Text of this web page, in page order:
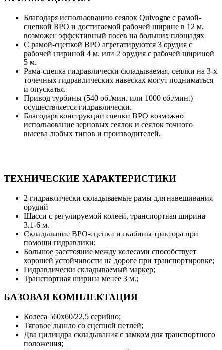
Благодаря использованию сеялок Quivogne с рамой-
сцепкой BPO и достигаемой рабочей ширине в 12 м.
возможен эффективный посев на больших площадях
С рамой-сцепкой BPO агрегатируются 3 орудия с
рабочей шириной 4 м. или 2 орудия с рабочей шириной
5 м.
Рама-сцепка гидравлически складываемая, сеялки на 3-х
точечных гидравлических навесках могут подниматься
и опускатья.
Привод турбины (540 об./мин. или 1000 об./мин.)
осуществляется гидравлически.
Благодаря конструкции сцепки BPO возможно
использование зерновых сеялок и сеялок точного
высева любых типов и производителей.
ТЕХНИЧЕСКИЕ ХАРАКТЕРИСТИКИ
2 гидравлически складываемые рамы для навешивания
орудий
Шасси с регулируемой колеей, транспортная ширина
3.1-6 м.
Складывание BPO-сцепки из кабины трактора при
помощи гидравлики;
Большое расстояние между колесами способствует
хорошей устойчивости на дороге при транспортировке;
Гидравлически складываемый маркер;
Транспортная ширина менее 3 м.;
БАЗОВАЯ КОМПЛЕКТАЦИЯ
Колеса 560х60/22,5 серийно;
Тяговое дышло со сцепной петлей;
Два цилиндра складывания с замком для транспортного
положения;